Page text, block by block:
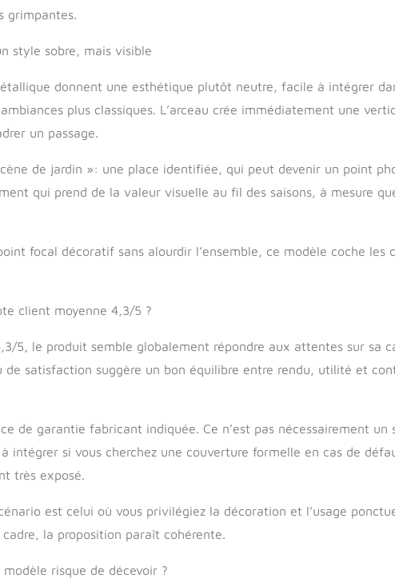
grimpantes.
style sobre, mais visible
donnent une esthétique plutôt neutre, facile à intégrer
plus classiques. L’arceau crée immédiatement une
un passage.
de jardin »: une place identifiée, qui peut devenir un point
qui prend de la valeur visuelle au fil des saisons, à mesure
focal décoratif sans alourdir l’ensemble, ce modèle coche les
client moyenne 4,3/5 ?
5, le produit semble globalement répondre aux attentes sur sa
de satisfaction suggère un bon équilibre entre rendu, utilité et
de garantie fabricant indiquée. Ce n’est pas nécessairement
intégrer si vous cherchez une couverture formelle en cas de
très exposé.
est celui où vous privilégiez la décoration et l’usage
la proposition paraît cohérente.
risque de décevoir ?